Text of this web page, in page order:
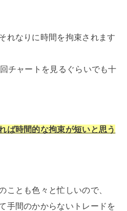
れなりに時間を拘束されます
チャートを見るぐらいでも十
ば時間的な拘束が短いと思う
ことも色々と忙しいので、
手間のかからないトレードを